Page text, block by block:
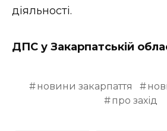
діяльності.
ДПС у Закарпатській
новини закарпаття
про захід